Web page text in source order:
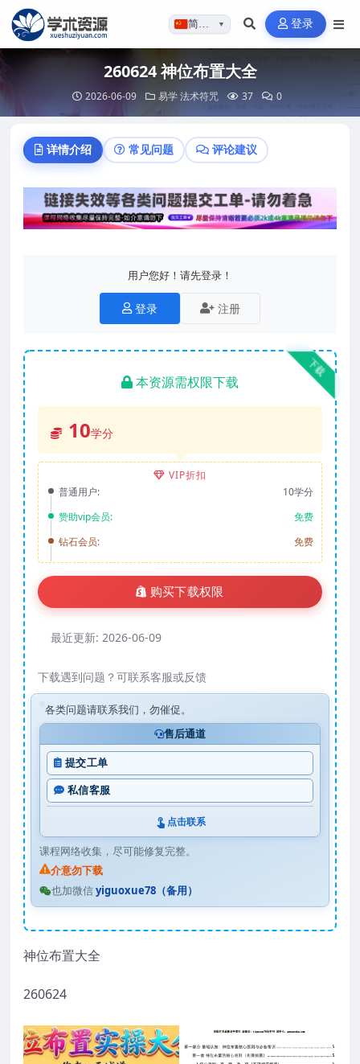
简体…▼ 登录
260624 神位布置大全
2026-06-09 易学 法术符咒 37 0
详情介绍 常见问题 评论建议
用户您好！请先登录！
登录 注册
下载
本资源需权限下载
10学分
VIP折扣
普通用户:
10学分
赞助vip会员:
免费
钻石会员:
免费
购买下载权限
最近更新: 2026-06-09
下载遇到问题？可联系客服或反馈
各类问题请联系我们，勿催促。
售后通道
提交工单
私信客服
点击联系
课程网络收集，尽可能修复完整。
介意勿下载
也加微信yiguoxue78（备用）
神位布置大全
260624